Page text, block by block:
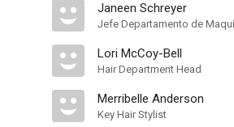
Janeen Schreyer
Jefe Departamento de
Lori McCoy-Bell
Hair Department Head
Merribelle Anderson
Key Hair Stylist